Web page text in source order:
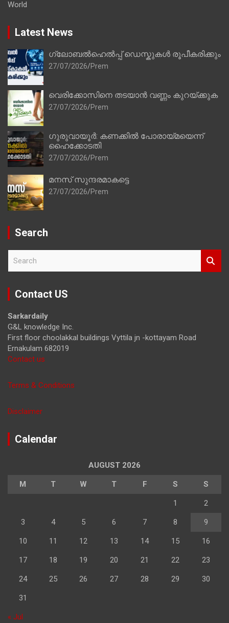
World
Latest News
ഗ്ലോബൽഹെൽപ്പ് ഡെസ്കുകൾ രൂപീകരിക്കും
27/07/2026 Prem
വെരിക്കോസിനെ തടയാൻ വണ്ണം കുറയ്ക്കുക
27/07/2026 Prem
ഗുരുവായൂർ: കണക്കിൽ പോരായ്മയെന്ന്
ഹൈക്കോടതി
27/07/2026 Prem
മനസ് സുന്ദരമാകട്ടെ
27/07/2026 Prem
Search
r
Contact US
Sarkardaily
G&L knowledge Inc.
First floor choolakkal buildings Vyttila jn -kottayam Road
Ernakulam 682019
Contact us
Terms & Conditions
Disclaimer
Calendar
AUGUST 2026
M T W T F S S
1 2
3 4 5 6 7 8 9
10 11 12 13 14 15 16
17 18 19 20 21 22 23
24 25 26 27 28 29 30
31
« Jul